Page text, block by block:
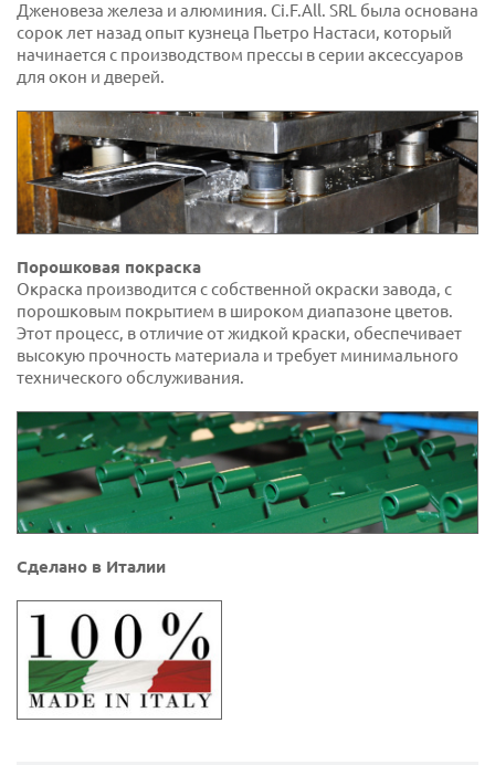
Дженовеза железа и алюминия. Ci.F.All. SRL была основана
сорок лет назад опыт кузнеца Пьетро Настаси, который
начинается с производством прессы в серии аксессуаров
для окон и дверей.
Порошковая покраска
Окраска производится с собственной окраски завода, с
порошковым покрытием в широком диапазоне цветов.
Этот процесс, в отличие от жидкой краски, обеспечивает
высокую прочность материала и требует минимального
технического обслуживания.
Сделано в Италии